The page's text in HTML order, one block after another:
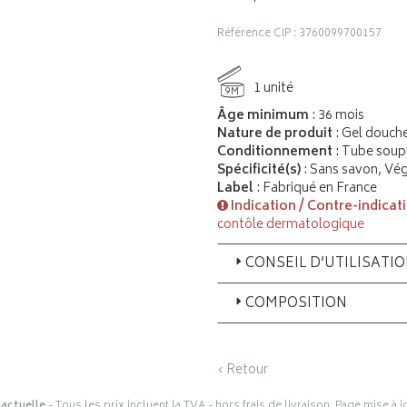
Référence CIP : 3760099700157
9M
1 unité
Âge minimum : 36 mois
Nature de produit : Gel
Conditionnement : Tube
Spécificité(s): Sans savon,
Label: Fabriqué en France
Indication / Contre-
contôle dermatologique
CONSEIL
COMPOSITION
‹ Retour